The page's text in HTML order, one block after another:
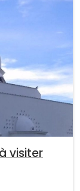
visiter